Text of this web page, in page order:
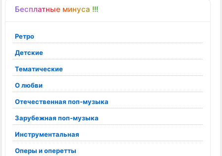
Бесплатные минуса !!!
Ретро
Детские
Тематические
О любви
Отечественная поп-музыка
Зарубежная поп-музыка
Инструментальная
Оперы и оперетты